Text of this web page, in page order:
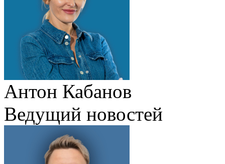
Антон Кабанов
Ведущий новостей